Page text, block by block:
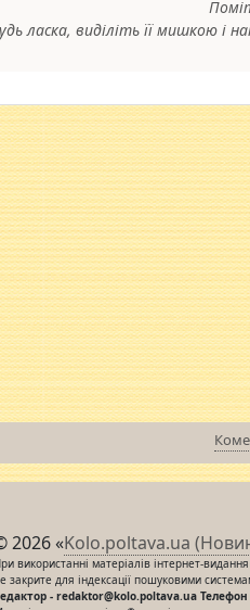
ласка, виділіть її мишкою і
2026 «Kolo.poltava.ua
використанні матеріалів інтернет-
закрите для індексації пошуковими
- redaktor@kolo.poltava.ua Телефон